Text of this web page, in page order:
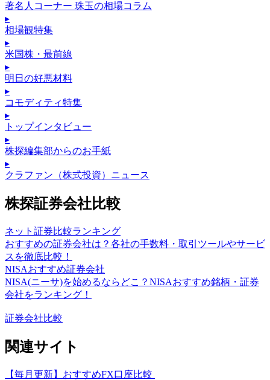
著名人コーナー 珠玉の相場コラム
▸
相場観特集
▸
米国株・最前線
▸
明日の好悪材料
▸
コモディティ特集
▸
トップインタビュー
▸
株探編集部からのお手紙
▸
クラファン（株式投資）ニュース
株探証券会社比較
ネット証券比較ランキング
おすすめの証券会社は？各社の手数料・取引ツールやサービ
スを徹底比較！
NISAおすすめ証券会社
NISA(ニーサ)を始めるならどこ？NISAおすすめ銘柄・証券
会社をランキング！
証券会社比較
関連サイト
【毎月更新】おすすめFX口座比較